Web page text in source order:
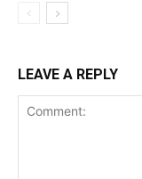
LEAVE A REPLY